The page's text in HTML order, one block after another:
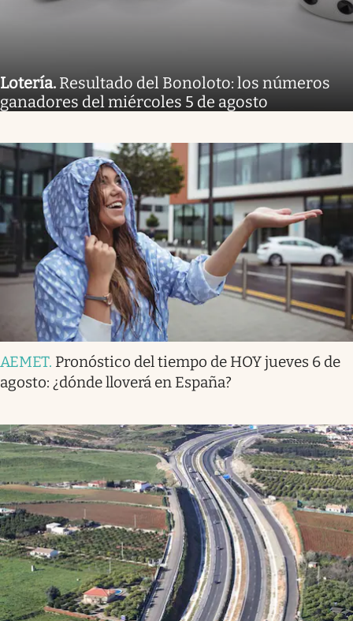
Lotería. Resultado del Bonoloto: los números
ganadores del miércoles 5 de agosto
AEMET. Pronóstico del tiempo de HOY jueves 6 de
agosto: ¿dónde lloverá en España?